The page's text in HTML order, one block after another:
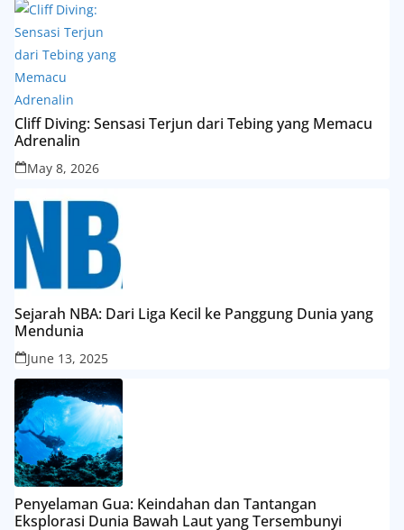
Cliff Diving: Sensasi Terjun dari Tebing yang Memacu
Adrenalin
May 8, 2026
Sejarah NBA: Dari Liga Kecil ke Panggung Dunia yang
Mendunia
June 13, 2025
Penyelaman Gua: Keindahan dan Tantangan
Eksplorasi Dunia Bawah Laut yang Tersembunyi